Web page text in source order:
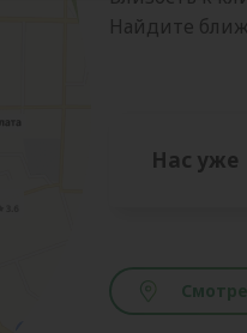
Найдите
Нас уже